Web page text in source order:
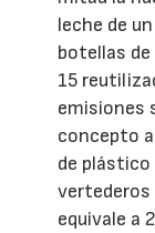
leche de
botellas
15
emisiones
concepto
de plástico
vertederos
equivale a